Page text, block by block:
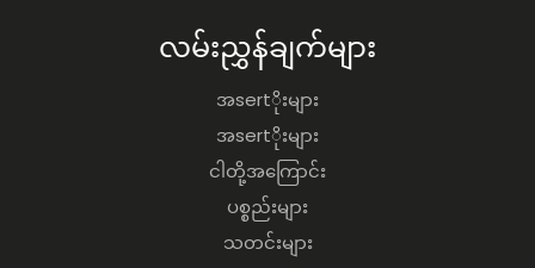
လမ်းညွှန်ချက်များ
အsertိုးများ
အsertိုးများ
ငါတို့အကြောင်း
ပစ္စည်းများ
သတင်းများ